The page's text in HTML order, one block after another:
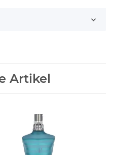
Artikel